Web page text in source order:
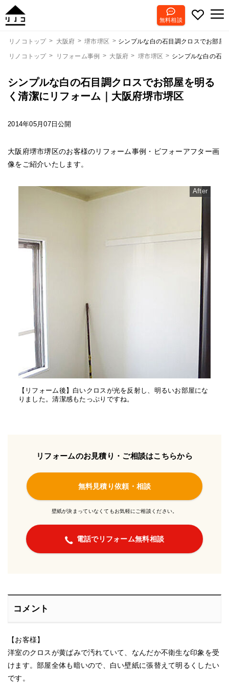
無料相談
リノコトップ 大阪府 堺市堺区 シンプルな白の石目調クロスでお部屋
リノコトップ リフォーム事例 大阪府 堺市堺区 シンプルな白の石
シンプルな白の石目調クロスでお部屋を明る
く清潔にリフォーム｜大阪府堺市堺区
2014年05月07日公開
大阪府堺市堺区のお客様のリフォーム事例・ビフォーアフター画
像をご紹介いたします。
After
【リフォーム後】白いクロスが光を反射し、明るいお部屋にな
りました。清潔感もたっぷりですね。
リフォームのお見積り・ご相談はこちらから
無料見積り依頼・相談
壁紙が決まっていなくてもお気軽にご相談ください。
電話でリフォーム無料相談
コメント
【お客様】
洋室のクロスが黄ばみで汚れていて、なんだか不衛生な印象を受
けます。部屋全体も暗いので、白い壁紙に張替えて明るくしたい
です。